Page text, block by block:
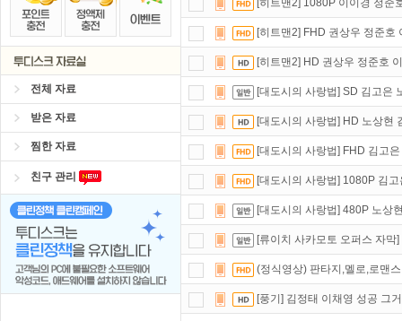
전체 자료
받은 자료
찜한 자료
친구 관리
[히트맨2] 1080P 이이경 정준
[히트맨2] FHD 권상우 정준호
[히트맨2] HD 권상우 정준호
[대도시의 사랑법] SD 김고은
[대도시의 사랑법] HD 노상현
[대도시의 사랑법] FHD 김고
[대도시의 사랑법] 1080P 김
[대도시의 사랑법] 480P 노상
[류이치 사카모토 오퍼스 자
(정식영상) 판타지,멜로,로맨
[풍기] 김정태 이채영 성공 그